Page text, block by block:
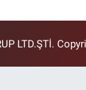
LTD.ŞTİ.